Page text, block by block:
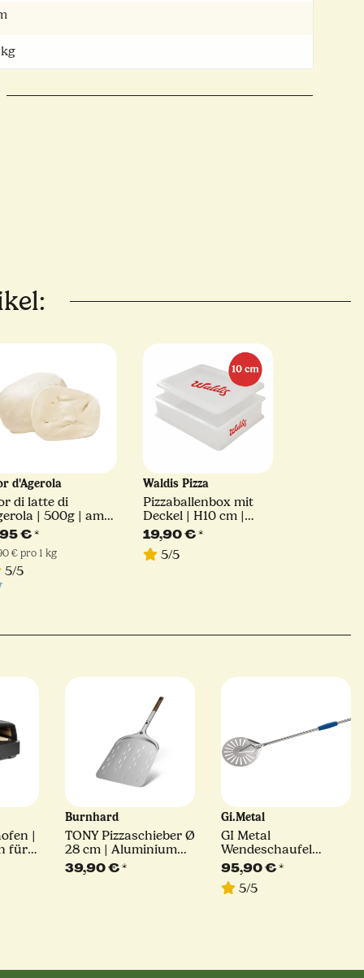
kg
d'Agerola
di latte di
| 500g | am
€*
€ pro 1 kg
5/5
Waldis Pizza
Pizzaballenbox mit
Deckel | H10 cm |
40x30x10
19,90 €*
5/5
|
für
Burnhard
TONY Pizzaschieber Ø
28 cm | Aluminium
Pizzaschaufel für
Pizzaöfen
39,90 €*
Gi.Metal
GI Metal
Wendeschaufel
Azzurra | Ø 17 cm |
Stiellänge 75 cm
95,90 €*
5/5